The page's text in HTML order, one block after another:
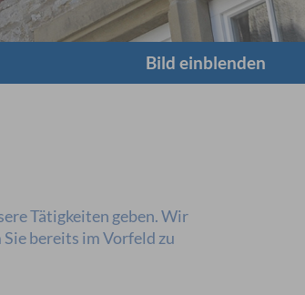
Bild einblenden
Tätigkeiten geben. Wir
bereits im Vorfeld zu